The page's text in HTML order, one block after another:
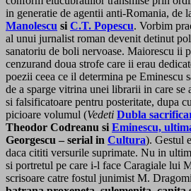
in generatie de agentii anti-Romania, de
Manolescu si C.T. Popescu. Vorbim
al unui jurnalist roman devenit detinut
sanatoriu de boli nervoase. Maiorescu ii
cenzurand doua strofe care ii erau
poezii ceea ce il determina pe Eminescu
de a sparge vitrina unei librarii in care se
si falsificatoare pentru posteritate, dupa
picioare volumul (Vedeti Dubla
Theodor Codreanu si Eminescu,
Georgescu – serial in Cultura). Gestul
daca cititi versurile suprimate. Nu in
si portretul pe care i-l face Caragiale lui
scrisoare catre fostul junimist M.